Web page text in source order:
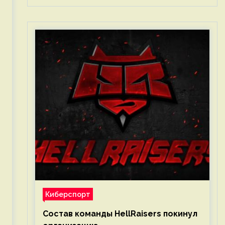
Киберспорт
Состав команды HellRaisers покинул